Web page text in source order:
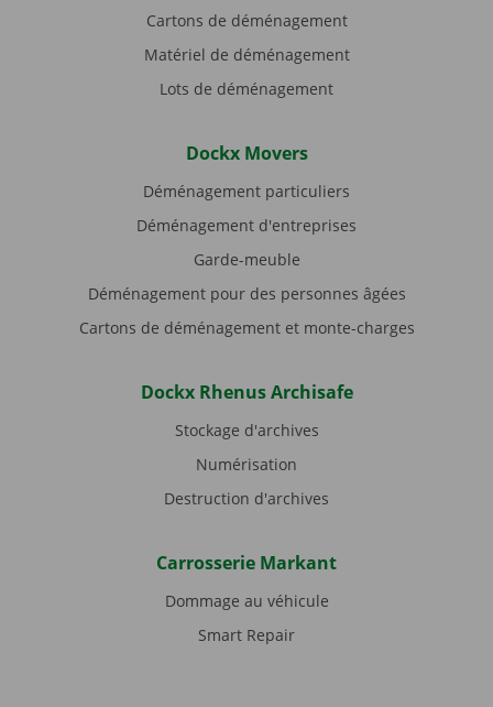
Cartons de déménagement
Matériel de déménagement
Lots de déménagement
Dockx Movers
Déménagement particuliers
Déménagement d'entreprises
Garde-meuble
Déménagement pour des personnes âgées
Cartons de déménagement et monte-charges
Dockx Rhenus Archisafe
Stockage d'archives
Numérisation
Destruction d'archives
Carrosserie Markant
Dommage au véhicule
Smart Repair